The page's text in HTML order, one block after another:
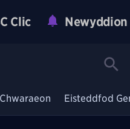
Clic Newyddion
Chwaraeon Eisteddfod